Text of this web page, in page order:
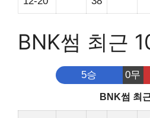
BNK썸 최근
5승 0무
BNK썸 최